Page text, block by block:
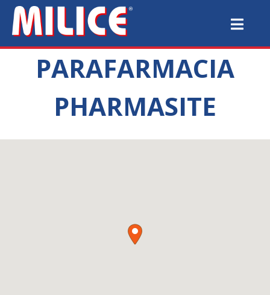
PARAFARMACIA
PHARMASITE